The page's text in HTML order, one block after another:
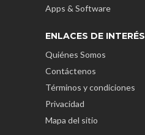
Apps & Software
ENLACES DE INTERÉS
Quiénes Somos
Contáctenos
Términos y condiciones
Privacidad
Mapa del sitio